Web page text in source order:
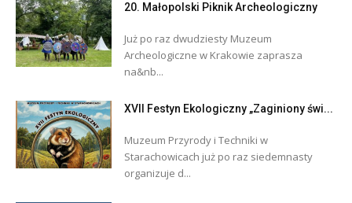
20. Małopolski Piknik Archeologiczny
Już po raz dwudziesty Muzeum
Archeologiczne w Krakowie zaprasza
na&nb...
XVII Festyn Ekologiczny „Zaginiony świ...
Muzeum Przyrody i Techniki w
Starachowicach już po raz siedemnasty
organizuje d...